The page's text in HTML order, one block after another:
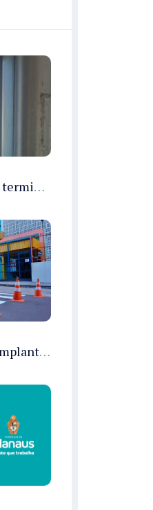
Portas automáticas em terminais de Manaus sofrem vandalismo e geram custos públicos por manutenção
Prefeitura de Manaus implanta sentido único nas ruas Samambaia e Balbina Mestrinho em Santa Etelvina para melhorar circulação